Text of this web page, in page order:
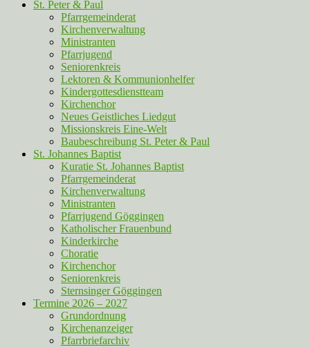
St. Peter & Paul
Pfarrgemeinderat
Kirchenverwaltung
Ministranten
Pfarrjugend
Seniorenkreis
Lektoren & Kommunionhelfer
Kindergottesdienstteam
Kirchenchor
Neues Geistliches Liedgut
Missionskreis Eine-Welt
Baubeschreibung St. Peter & Paul
St. Johannes Baptist
Kuratie St. Johannes Baptist
Pfarrgemeinderat
Kirchenverwaltung
Ministranten
Pfarrjugend Göggingen
Katholischer Frauenbund
Kinderkirche
Choratie
Kirchenchor
Seniorenkreis
Sternsinger Göggingen
Termine 2026 – 2027
Grundordnung
Kirchenanzeiger
Pfarrbriefarchiv